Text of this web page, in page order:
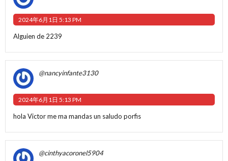
2024年6月1日 5:13 PM
Alguien de 2239
@nancyinfante3130
2024年6月1日 5:13 PM
hola Victor me ma mandas un saludo porfis
@cinthyacoronel5904